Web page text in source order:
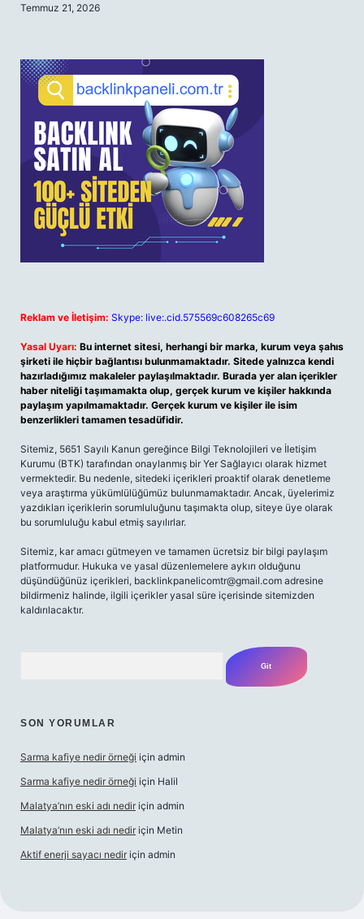
Temmuz 21, 2026
Reklam ve İletişim: Skype: live:.cid.575569c608265c69
Yasal Uyarı: Bu internet sitesi, herhangi bir marka, kurum veya şahıs
şirketi ile hiçbir bağlantısı bulunmamaktadır. Sitede yalnızca kendi
hazırladığımız makaleler paylaşılmaktadır. Burada yer alan içerikler
haber niteliği taşımamakta olup, gerçek kurum ve kişiler hakkında
paylaşım yapılmamaktadır. Gerçek kurum ve kişiler ile isim
benzerlikleri tamamen tesadüfidir.
Sitemiz, 5651 Sayılı Kanun gereğince Bilgi Teknolojileri ve İletişim
Kurumu (BTK) tarafından onaylanmış bir Yer Sağlayıcı olarak hizmet
vermektedir. Bu nedenle, sitedeki içerikleri proaktif olarak denetleme
veya araştırma yükümlülüğümüz bulunmamaktadır. Ancak, üyelerimiz
yazdıkları içeriklerin sorumluluğunu taşımakta olup, siteye üye olarak
bu sorumluluğu kabul etmiş sayılırlar.
Sitemiz, kar amacı gütmeyen ve tamamen ücretsiz bir bilgi paylaşım
platformudur. Hukuka ve yasal düzenlemelere aykırı olduğunu
düşündüğünüz içerikleri, backlinkpanelicomtr@gmail.com adresine
bildirmeniz halinde, ilgili içerikler yasal süre içerisinde sitemizden
kaldırılacaktır.
SON YORUMLAR
Sarma kafiye nedir örneği için admin
Sarma kafiye nedir örneği için Halil
Malatya’nın eski adı nedir için admin
Malatya’nın eski adı nedir için Metin
Aktif enerji sayacı nedir için admin